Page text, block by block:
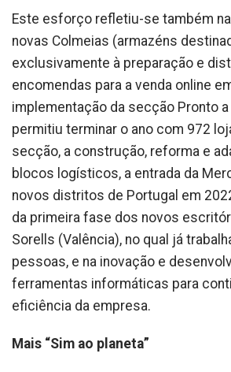
Este esforço refletiu-se também
novas Colmeias (armazéns
exclusivamente à preparação e
encomendas para a venda online
implementação da secção Pronto a
permitiu terminar o ano com 972
secção, a construção, reforma e
blocos logísticos, a entrada da
novos distritos de Portugal em
da primeira fase dos novos
Sorells (Valência), no qual já
pessoas, e na inovação e
ferramentas informáticas para
eficiência da empresa.
Mais “Sim ao planeta”